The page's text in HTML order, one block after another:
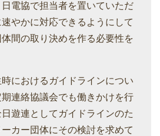
電協で担当者を置いていただ
やかに対応できるようにして
間の取り決めを作る必要性を
におけるガイドラインについ
連絡協議会でも働きかけを行
遊連としてガイドラインのた
カー団体にその検討を求めて